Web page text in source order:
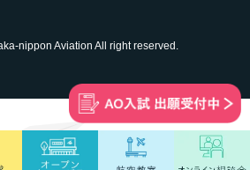
nippon Aviation All right reserved.
未来にどきどき。